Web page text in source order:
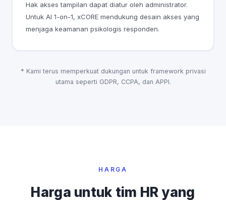
Hak akses tampilan dapat diatur oleh administrator.
Untuk AI 1-on-1, xCORE mendukung desain akses yang
menjaga keamanan psikologis responden.
* Kami terus memperkuat dukungan untuk framework privasi
utama seperti GDPR, CCPA, dan APPI.
HARGA
Harga untuk tim HR yang